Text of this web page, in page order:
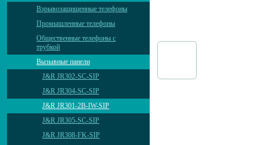
Взрывозащищенные телефоны
Промышленные телефоны
Общественные телефоны с
трубкой
Вызывные панели
J&R JR302-SC-SIP
J&R JR304-SC-SIP
J&R JR301-2B-IW-SIP
J&R JR305-SC-SIP
J&R JR308-FK-SIP